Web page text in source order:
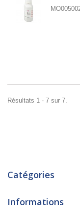
Résultats 1 - 7 sur 7.
Catégories
Informations